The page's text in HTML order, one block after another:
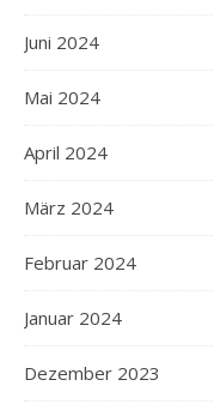
Juni 2024
Mai 2024
April 2024
März 2024
Februar 2024
Januar 2024
Dezember 2023